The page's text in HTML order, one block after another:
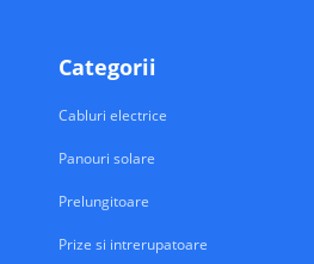
Categorii
Cabluri electrice
Panouri solare
Prelungitoare
Prize si intrerupatoare